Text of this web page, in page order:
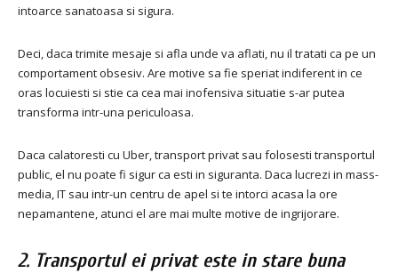
intoarce sanatoasa si sigura.
Deci, daca trimite mesaje si afla unde va aflati, nu il tratati ca pe un
comportament obsesiv. Are motive sa fie speriat indiferent in ce
oras locuiesti si stie ca cea mai inofensiva situatie s-ar putea
transforma intr-una periculoasa.
Daca calatoresti cu Uber, transport privat sau folosesti transportul
public, el nu poate fi sigur ca esti in siguranta. Daca lucrezi in mass-
media, IT sau intr-un centru de apel si te intorci acasa la ore
nepamantene, atunci el are mai multe motive de ingrijorare.
2. Transportul ei privat este in stare buna